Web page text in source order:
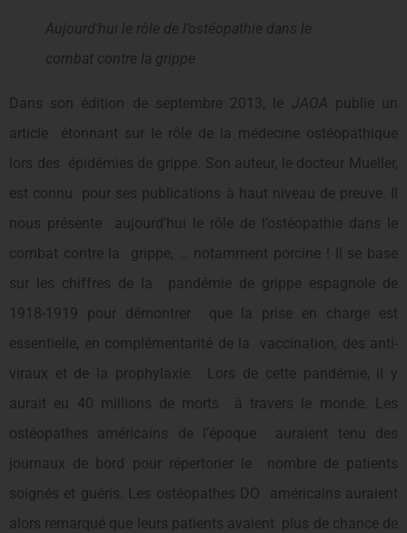
Aujourd’hui le rôle de l’ostéopathie dans le
combat contre la grippe
Dans son édition de septembre 2013, le JAOA publie un
article étonnant sur le rôle de la médecine ostéopathique
lors des épidémies de grippe. Son auteur, le docteur Mueller,
est connu pour ses publications à haut niveau de preuve. Il
nous présente aujourd’hui le rôle de l’ostéopathie dans le
combat contre la grippe, … notamment porcine ! Il se base
sur les chiffres de la pandémie de grippe espagnole de
1918-1919 pour démontrer que la prise en charge est
essentielle, en complémentarité de la vaccination, des anti-
viraux et de la prophylaxie. Lors de cette pandémie, il y
aurait eu 40 millions de morts à travers le monde. Les
ostéopathes américains de l’époque auraient tenu des
journaux de bord pour répertorier le nombre de patients
soignés et guéris. Les ostéopathes DO américains auraient
alors remarqué que leurs patients avaient plus de chance de